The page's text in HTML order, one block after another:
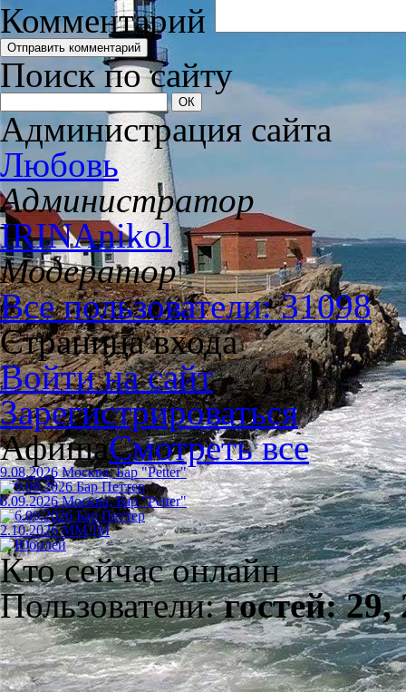
Комментарий
Поиск по сайту
Администрация сайта
Любовь
Администратор
IRINAnikol
Модератор
Все пользователи: 31098
Страница входа
Войти на сайт
Зарегистрироваться
АфишаСмотреть все
9.08.2026 Москва, Бар "Petter"
6.09.2026 Москва, Бар "Petter"
2.10.2026 ММДМ
Кто сейчас онлайн
Пользователи:гостей: 29,